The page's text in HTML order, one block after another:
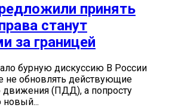
принять
станут
за границей
бурную дискуссию В России
не обновлять действующие
движения (ПДД), а попросту
новый...